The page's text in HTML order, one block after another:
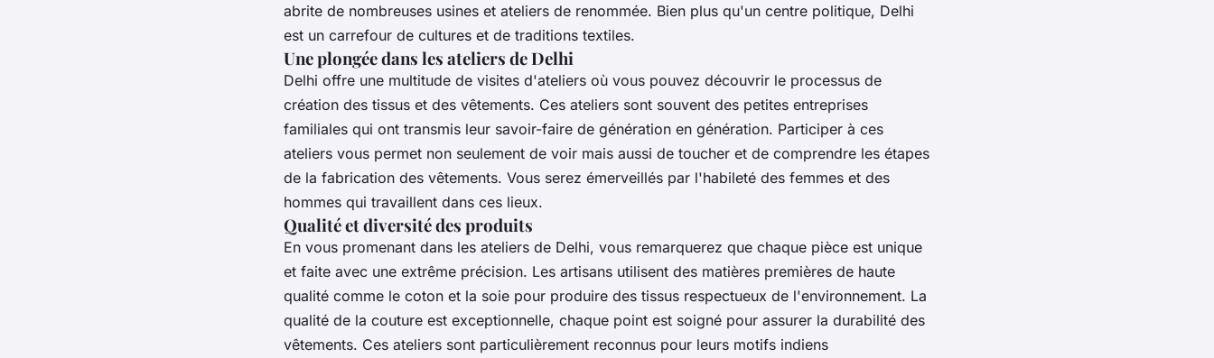
abrite de nombreuses usines et ateliers de renommée. Bien plus qu'un centre politique, Delhi
est un carrefour de cultures et de traditions textiles.
Une plongée dans les ateliers de Delhi
Delhi offre une multitude de visites d'ateliers où vous pouvez découvrir le processus de
création des tissus et des vêtements. Ces ateliers sont souvent des petites entreprises
familiales qui ont transmis leur savoir-faire de génération en génération. Participer à ces
ateliers vous permet non seulement de voir mais aussi de toucher et de comprendre les étapes
de la fabrication des vêtements. Vous serez émerveillés par l'habileté des femmes et des
hommes qui travaillent dans ces lieux.
Qualité et diversité des produits
En vous promenant dans les ateliers de Delhi, vous remarquerez que chaque pièce est unique
et faite avec une extrême précision. Les artisans utilisent des matières premières de haute
qualité comme le coton et la soie pour produire des tissus respectueux de l'environnement. La
qualité de la couture est exceptionnelle, chaque point est soigné pour assurer la durabilité des
vêtements. Ces ateliers sont particulièrement reconnus pour leurs motifs indiens